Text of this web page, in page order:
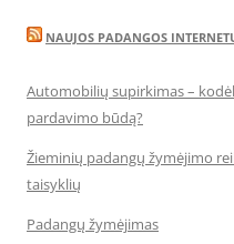
NAUJOS PADANGOS
Automobilių supirkimas –
pardavimo būdą?
Žieminių padangų žymėjimo
taisyklių
Padangų žymėjimas